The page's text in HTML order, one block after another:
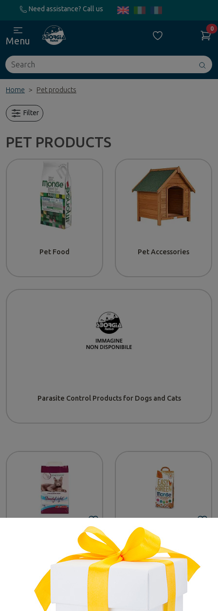
Need assistance? Call us
Search
0
Menu
Home Pet products
Filter
PET PRODUCTS
Pet Food Pet Accessories
Parasite Control Products for Dogs and Cats
Cat litter sand SANDY
LIGHT - Giuntini
€ 2,50
Unavailable
MONGE
EASY GREEN Plant-
Based Cat Litter -
Unavailable